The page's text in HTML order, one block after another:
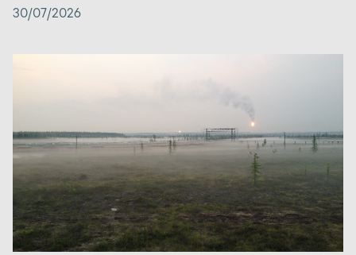
30/07/2026